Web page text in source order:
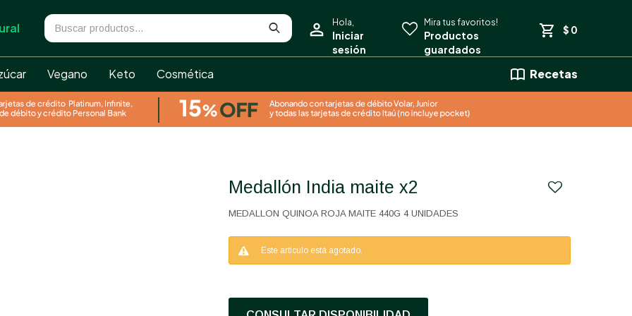
Vegano Keto Cosmética Recetas
$ 0
Medallón India maite x2
MEDALLON QUINOA ROJA MAITE 440G 4 UNIDADES
Este artículo está agotado.